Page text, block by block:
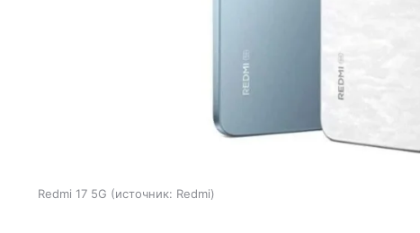
Redmi 17 5G источник: Redmi